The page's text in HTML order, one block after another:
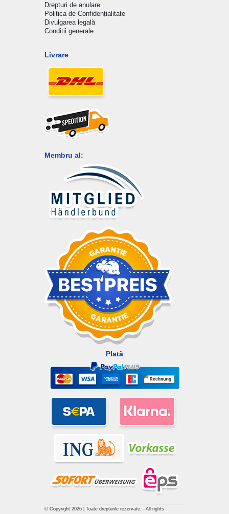
Drepturi de anulare
Politica de Confidențialitate
Divulgarea legală
Conditii generale
Livrare
Membru al:
Plată
© Copyright 2026 | Toate drepturile rezervate. - All rights